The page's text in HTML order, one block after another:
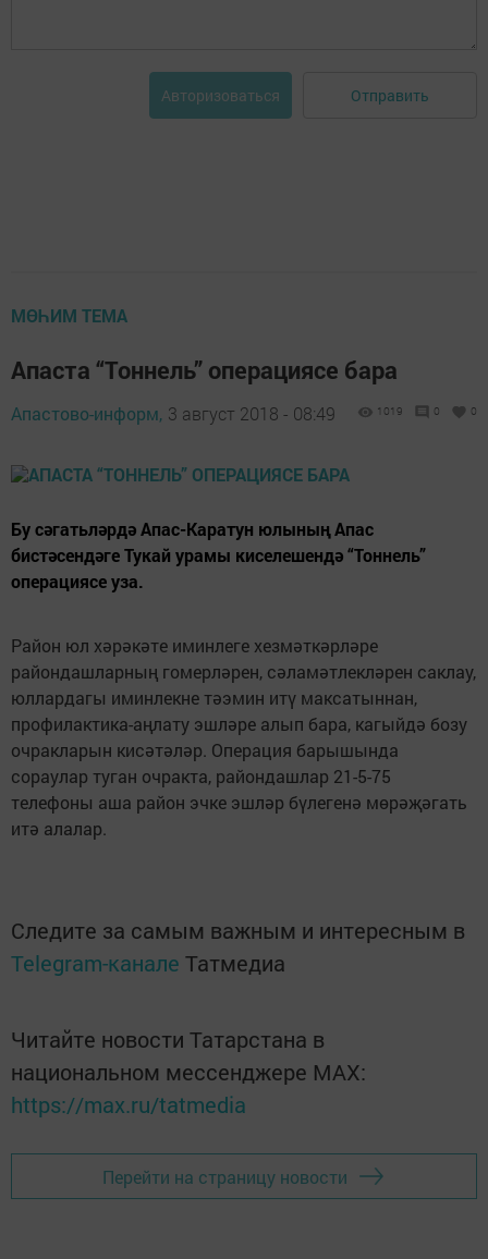
Авторизоваться Отправить
МӨҺИМ ТЕМА
Апаста “Тоннель” операциясе бара
Апастово-информ, 3 август 2018 - 08:49 1019 0 0
Бу сәгатьләрдә Апас-Каратун юлының Апас
бистәсендәге Тукай урамы киселешендә “Тоннель”
операциясе уза.
Район юл хәрәкәте иминлеге хезмәткәрләре
райондашларның гомерләрен, сәламәтлекләрен саклау,
юллардагы иминлекне тәэмин итү максатыннан,
профилактика-аңлату эшләре алып бара, кагыйдә бозу
очракларын кисәтәләр. Операция барышында
сораулар туган очракта, райондашлар 21-5-75
телефоны аша район эчке эшләр бүлегенә мөрәҗәгать
итә алалар.
Следите за самым важным и интересным в
Telegram-канале Татмедиа
Читайте новости Татарстана в
национальном мессенджере MАХ:
https://max.ru/tatmedia
Перейти на страницу новости